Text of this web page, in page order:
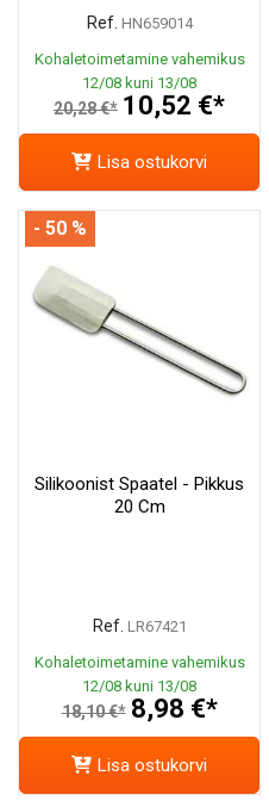
Ref. HN659014
Kohaletoimetamine vahemikus
12/08 kuni 13/08
20,28 €* 10,52 €*
Lisa ostukorvi
Silikoonist Spaatel - Pikkus
20 Cm
Ref. LR67421
Kohaletoimetamine vahemikus
12/08 kuni 13/08
18,10 €* 8,98 €*
- 50 %
Lisa ostukorvi